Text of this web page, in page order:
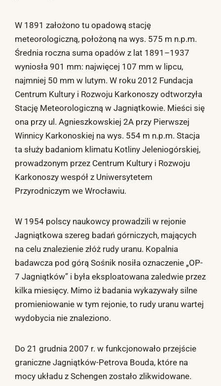
W 1891 założono tu opadową stację
meteorologiczną, położoną na wys. 575 m n.p.m.
Średnia roczna suma opadów z lat 1891–1937
wyniosła 901 mm: najwięcej 107 mm w lipcu,
najmniej 50 mm w lutym. W roku 2012 Fundacja
Centrum Kultury i Rozwoju Karkonoszy odtworzyła
Stację Meteorologiczną w Jagniątkowie. Mieści się
ona przy ul. Agnieszkowskiej 2A przy Pierwszej
Winnicy Karkonoskiej na wys. 554 m n.p.m. Stacja
ta służy badaniom klimatu Kotliny Jeleniogórskiej,
prowadzonym przez Centrum Kultury i Rozwoju
Karkonoszy wespół z Uniwersytetem
Przyrodniczym we Wrocławiu.
W 1954 polscy naukowcy prowadzili w rejonie
Jagniątkowa szereg badań górniczych, mających
na celu znalezienie złóż rudy uranu. Kopalnia
badawcza pod górą Sośnik nosiła oznaczenie „OP-
7 Jagniątków” i była eksploatowana zaledwie przez
kilka miesięcy. Mimo iż badania wykazywały silne
promieniowanie w tym rejonie, to rudy uranu wartej
wydobycia nie znaleziono.
Do 21 grudnia 2007 r. w funkcjonowało przejście
graniczne Jagniątków-Petrova Bouda, które na
mocy układu z Schengen zostało zlikwidowane.